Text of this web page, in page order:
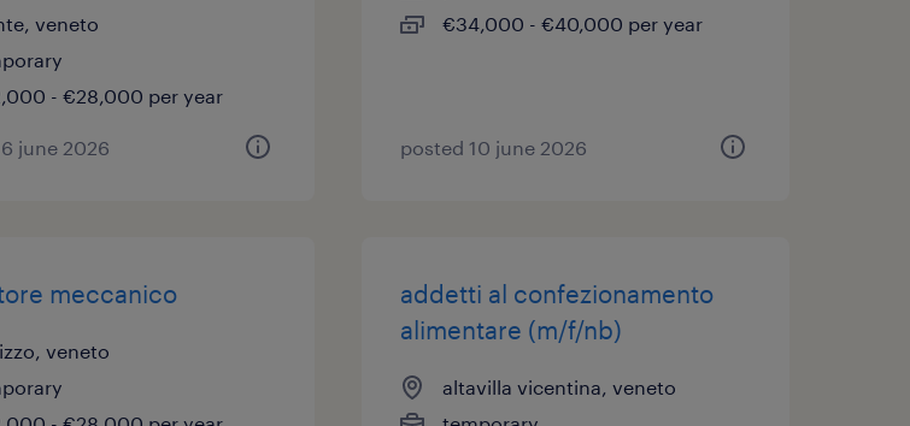
veneto
- €28,000 per year
june 2026
€34,000 - €40,000 per year
posted 10 june 2026
meccanico
veneto
addetti al confezionamento
alimentare (m/f/nb)
altavilla vicentina, veneto